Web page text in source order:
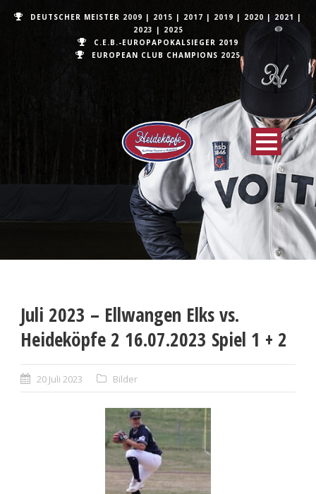
DEUTSCHER MEISTER 2009 | 2015 | 2017 | 2019 | 2020 | 2021 |
2023 | 2025
C.E.B.-EUROPAPOKALSIEGER 2019
EUROPEAN CLUB CHAMPIONS 2025
Juli 2023 – Ellwangen Elks vs.
Heideköpfe 2 16.07.2023 Spiel 1 + 2
20 Juli 2023 Bilder